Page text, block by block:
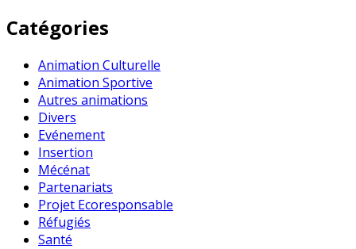
Catégories
Animation Culturelle
Animation Sportive
Autres animations
Divers
Evénement
Insertion
Mécénat
Partenariats
Projet Ecoresponsable
Réfugiés
Santé